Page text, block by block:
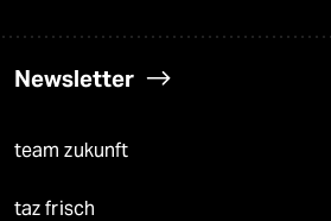
Newsletter
team zukunft
taz frisch